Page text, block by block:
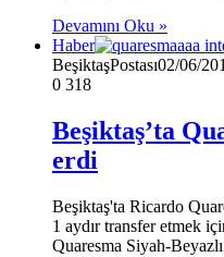
Devamını Oku »
Haber
BeşiktaşPostası02/06/
0 318
Beşiktaş’ta
erdi
Beşiktaş'ta Ricardo
1 aydır transfer etmek
Quaresma Siyah-